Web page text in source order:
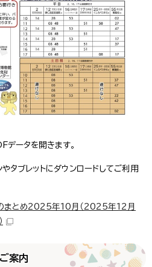
データを開きます。
タブレットにダウンロードしてご利用
まとめ2025年10月（2025年12月
案内